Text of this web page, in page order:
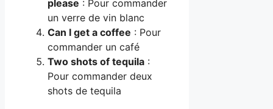
please : Pour commander
un verre de vin blanc
Can I get a coffee : Pour
commander un café
Two shots of tequila :
Pour commander deux
shots de tequila